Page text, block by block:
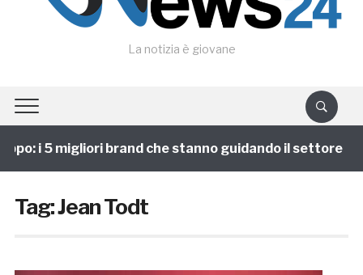
La notizia è giovane
i 5 migliori brand che stanno guidando il settore
Tag:Jean Todt